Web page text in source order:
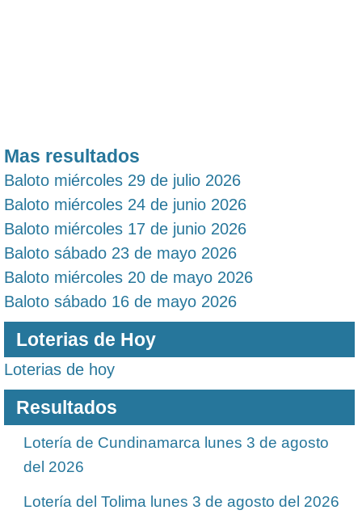
Mas resultados
Baloto miércoles 29 de julio 2026
Baloto miércoles 24 de junio 2026
Baloto miércoles 17 de junio 2026
Baloto sábado 23 de mayo 2026
Baloto miércoles 20 de mayo 2026
Baloto sábado 16 de mayo 2026
Loterias de Hoy
Loterias de hoy
Resultados
Lotería de Cundinamarca lunes 3 de agosto
del 2026
Lotería del Tolima lunes 3 de agosto del 2026